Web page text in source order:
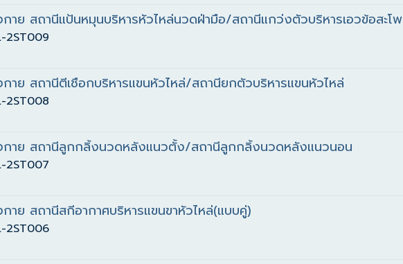
าย สถานีแป้นหมุนบริหารหัวไหล่นวดฝ่ามือ/สถานีแกว่งตัวบริหารเอวข้อสะโ
2ST009
าย สถานีตีเชือกบริหารแขนหัวไหล่/สถานียกตัวบริหารแขนหัวไหล่
2ST008
กาย สถานีลูกกลิ้งนวดหลังแนวตั้ง/สถานีลูกกลิ้งนวดหลังแนวนอน
2ST007
าย สถานีสกีอากาศบริหารแขนขาหัวไหล่(แบบคู่)
2ST006